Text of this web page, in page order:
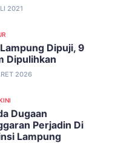
2021
Dipuji, 9
Dipulihkan
2026
Dugaan
Perjadin Di
Lampung